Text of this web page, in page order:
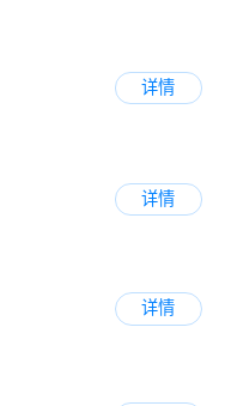
详情
详情
详情